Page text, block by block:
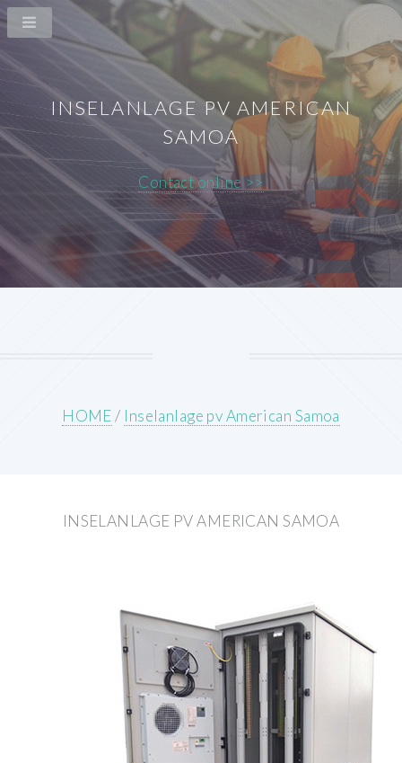
INSELANLAGE PV AMERICAN
SAMOA
Contact online >>
HOME/ Inselanlage pv American Samoa
INSELANLAGE PV AMERICAN SAMOA